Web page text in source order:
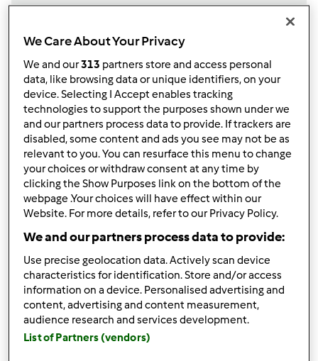
Testata ufficialmente
Bimby ® TM 21
daTeam Bimby
published: 16-11-2001
modificata: 31-01-2018
Aggiungi alle mie raccolte
condividi la ricetta
Ingredienti
Fusilli alla siciliana
1melanzane,sbucciata e tagliata a pezzi
400 gpomodoro ciliegino,
We Care About Your Privacy
We and our313 partners store and access personal
data, like browsing data or unique identifiers, on your
device. Selecting I Accept enables tracking
technologies to support the purposes shown under we
and our partners process data to provide. If trackers are
disabled, some content and ads you see may not be as
relevant to you. You can resurface this menu to change
your choices or withdraw consent at any time by
clicking the Show Purposes link on the bottom of the
webpage .Your choices will have effect within our
Website. For more details, refer to our Privacy Policy.
We and our partners process data to provide:
Use precise geolocation data. Actively scan device
characteristics for identification. Store and/or access
information on a device. Personalised advertising and
content, advertising and content measurement,
audience research and services development.
List of Partners (vendors)